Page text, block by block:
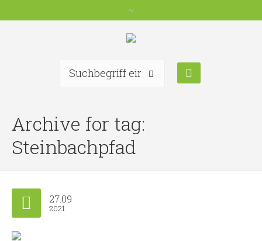
Archive for tag:
Steinbachpfad
27.09
2021